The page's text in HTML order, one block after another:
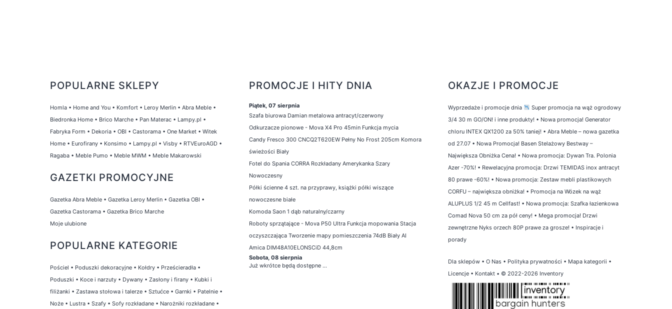
POPULARNE SKLEPY
Homla • Home and You • Komfort • Leroy Merlin • Abra Meble •
Biedronka Home • Brico Marche • Pan Materac • Lampy.pl •
Fabryka Form • Dekoria • OBI • Castorama • One Market • Witek
Home • Eurofirany • Konsimo • Lampy.pl • Visby • RTVEuroAGD •
Ragaba • Meble Pumo • Meble MWM • Meble Makarowski
GAZETKI PROMOCYJNE
Gazetka Abra Meble • Gazetka Leroy Merlin • Gazetka OBI •
Gazetka Castorama • Gazetka Brico Marche
Moje ulubione
POPULARNE KATEGORIE
Pościel • Poduszki dekoracyjne • Kołdry • Prześcieradła •
Poduszki • Koce i narzuty • Dywany • Zasłony i firany • Kubki i
filiżanki • Zastawa stołowa i talerze • Sztućce • Garnki • Patelnie •
Noże • Lustra • Szafy • Sofy rozkładane • Narożniki rozkładane •
PROMOCJE I HITY DNIA
Piątek, 07 sierpnia
Szafa biurowa Damian metalowa antracyt/czerwony
Odkurzacze pionowe - Mova X4 Pro 45min Funkcja mycia
Candy Fresco 300 CNCQ2T620EW Pełny No Frost 205cm Komora
świeżości Biały
Fotel do Spania CORRA Rozkładany Amerykanka Szary
Nowoczesny
Półki ścienne 4 szt. na przyprawy, książki półki wiszące
nowoczesne białe
Komoda Saon 1 dąb naturalny/czarny
Roboty sprzątające - Mova P50 Ultra Funkcja mopowania Stacja
oczyszczająca Tworzenie mapy pomieszczenia 74dB Biały AI
Amica DIM48A10ELONSCiD 44,8cm
Sobota, 08 sierpnia
Już wkrótce będą dostępne ...
OKAZJE I PROMOCJE
Wyprzedaże i promocje dnia
Super promocja na wąż ogrodowy
3/4 30 m GO/ON! i inne produkty! • Nowa promocja! Generator
chloru INTEX QX1200 za 50% taniej! • Abra Meble – nowa gazetka
od 27.07 • Nowa Promocja! Basen Stelażowy Bestway –
Największa Obniżka Cena! • Nowa promocja: Dywan Tra. Polonia
Azer -70%! • Rewelacyjna promocja: Drzwi TEMIDAS inox antracyt
80 prawe -60%! • Nowa promocja: Zestaw mebli plastikowych
CORFU – największa obniżka! • Promocja na Wózek na wąż
ALUPLUS 1/2 45 m Cellfast! • Nowa promocja: Szafka łazienkowa
Comad Nova 50 cm za pół ceny! • Mega promocja! Drzwi
zewnętrzne Nyks orzech 80P prawe za grosze! • Inspiracje i
porady
Dla sklepów • O Nas • Polityka prywatności • Mapa kategorii •
Licencje • Kontakt • © 2022-2026 Inventory